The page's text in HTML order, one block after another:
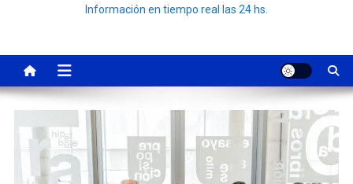
Información en tiempo real las 24 hs.